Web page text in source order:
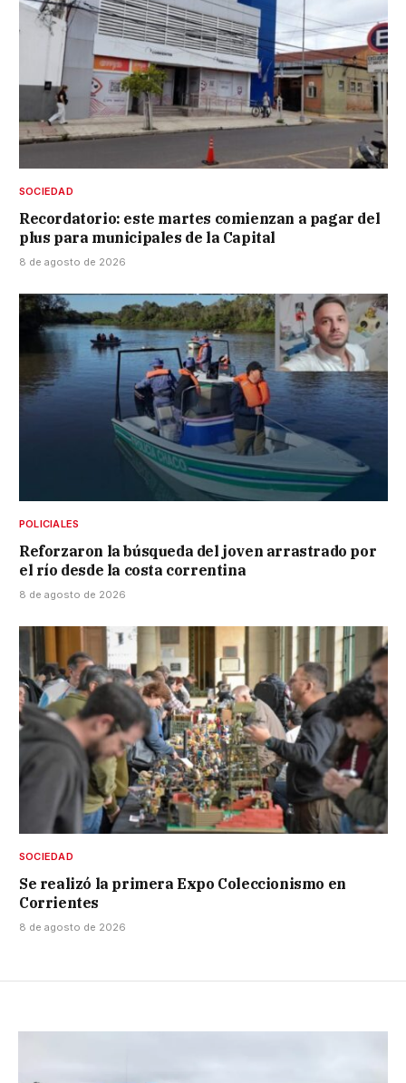
SOCIEDAD
Recordatorio: este martes comienzan a pagar del
plus para municipales de la Capital
8 de agosto de 2026
POLICIALES
Reforzaron la búsqueda del joven arrastrado por
el río desde la costa correntina
8 de agosto de 2026
SOCIEDAD
Se realizó la primera Expo Coleccionismo en
Corrientes
8 de agosto de 2026